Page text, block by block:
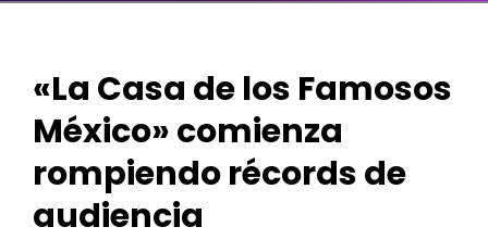
«La Casa de los Famosos
México» comienza
rompiendo récords de
audiencia